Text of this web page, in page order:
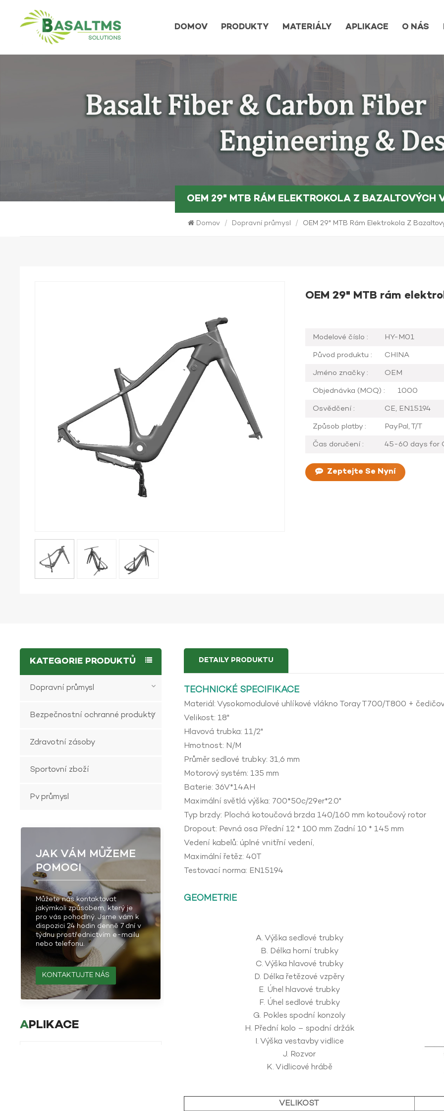
DOMOV PRODUKTY MATERIÁLY APLIKACE O NÁS
OEM 29" MTB RÁM ELEKTROKOLA Z BAZALTOVÝCH
Domov / Dopravní průmysl / OEM 29" MTB Rám Elektrokola Z
OEM 29" MTB rám
Modelové číslo :
HY-M01
Původ produktu :
CHINA
Jméno značky :
OEM
Objednávka (MOQ) :
1000
Osvědčení :
CE, EN15194
Způsob platby :
PayPal, T/T
Čas doručení :
45-60 days for
Zeptejte Se Nyní
DETAILY PRODUKTU
TECHNICKÉ SPECIFIKACE
Materiál: Vysokomodulové uhlíkové vlákno Toray T700/T800 +
Velikost: 18"
Hlavová trubka: 11/2"
Hmotnost: N/M
Průměr sedlové trubky: 31,6 mm
Motorový systém: 135 mm
Baterie: 36V*14AH
Maximální světlá výška: 700*50c/29er*2.0"
Typ brzdy: Plochá kotoučová brzda 140/160 mm kotoučový rotor
Dropout: Pevná osa Přední 12 * 100 mm Zadní 10 * 145 mm
Vedení kabelů: úplné vnitřní vedení,
Maximální řetěz: 40T
Testovací norma: EN15194
GEOMETRIE
A. Výška sedlové trubky
B. Délka horní trubky
C. Výška hlavové trubky
D. Délka řetězové vzpěry
E. Úhel hlavové trubky
F. Úhel sedlové trubky
G. Pokles spodní konzoly
H. Přední kolo – spodní držák
I. Výška vestavby vidlice
J. Rozvor
K. Vidlicové hrábě
VELIKOST
KATEGORIE PRODUKTŮ
Dopravní průmysl
Bezpečnostní ochranné produkty
Zdravotní zásoby
Sportovní zboží
Pv průmysl
JAK VÁM MŮŽEME
POMOCI
Můžete nás kontaktovat
jakýmkoli způsobem, který je
pro vás pohodlný. Jsme vám k
dispozici 24 hodin denně 7 dní v
týdnu prostřednictvím e-mailu
nebo telefonu.
KONTAKTUJTE NÁS
APLIKACE